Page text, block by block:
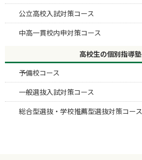
公立高校入試対策コース
中高一貫校内申対策コース
高校生の個別指導塾
予備校コース
一般選抜入試対策コース
総合型選抜・学校推薦型選抜対策コース